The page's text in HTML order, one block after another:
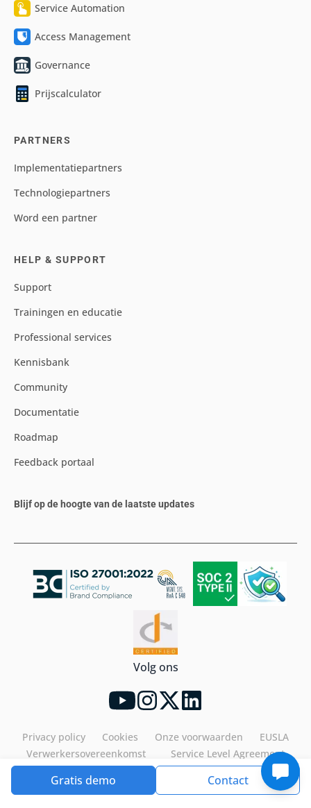
Gratis demo Contact
Service Automation
Access Management
Governance
Prijscalculator
PARTNERS
Implementatiepartners
Technologiepartners
Word een partner
HELP & SUPPORT
Support
Trainingen en educatie
Professional services
Kennisbank
Community
Documentatie
Roadmap
Feedback portaal
Blijf op de hoogte van de laatste updates
Volg ons
Privacy policy Cookies Onze voorwaarden
EUSLA
Verwerkersovereenkomst
Service Level Agreement
Tools4ever©2026. All rights reserved.